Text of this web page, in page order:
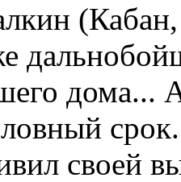
дома...
своей